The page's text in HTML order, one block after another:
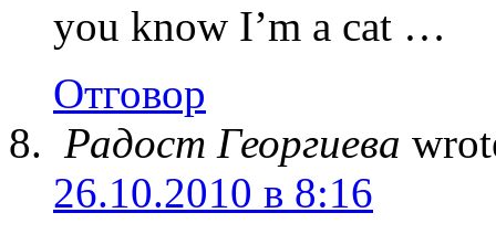
you know I’m a cat …
Отговор
Радост Георгиева
26.10.2010 в 8:16